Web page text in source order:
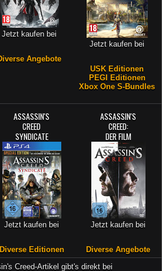
Jetzt kaufen bei
Angebote
Jetzt kaufen bei
USK Editionen
PEGI Editionen
Xbox One S-Bundles
ASSASSIN'S
CREED
SYNDICATE
Jetzt kaufen bei
Diverse Editionen
ASSASSIN'S
CREED:
DER FILM
Jetzt kaufen bei
Diverse Angebote
Creed-Artikel gibt's direkt bei